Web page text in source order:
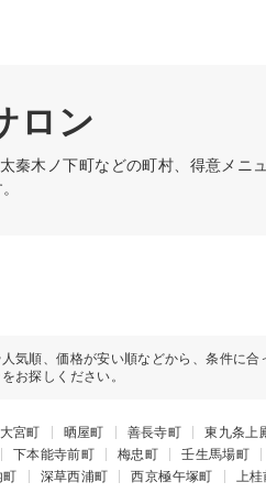
ロン
秦木ノ下町などの町村、得意メニ
気順、価格が安い順などから、条件に合
お探しください。
宮町 晒屋町 善長寺町
東九条上
下本能寺前町 梅忠町 壬生馬場町
町 深草西浦町 西京極午塚町
上